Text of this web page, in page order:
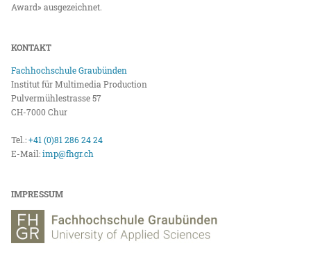
Award» ausgezeichnet.
KONTAKT
Fachhochschule Graubünden
Institut für Multimedia Production
Pulvermühlestrasse 57
CH-7000 Chur
Tel.:+41 (0)81 286 24 24
E-Mail:imp@fhgr.ch
IMPRESSUM